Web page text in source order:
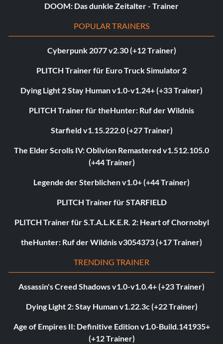
DOOM: Das dunkle Zeitalter - Trainer
POPULAR TRAINERS
Cyberpunk 2077 v2.30 (+12 Trainer)
PLITCH Trainer für Euro Truck Simulator 2
Dying Light 2 Stay Human v1.0-v1.24+ (+33 Trainer)
PLITCH Trainer für theHunter: Ruf der Wildnis
Starfield v1.15.222.0 (+27 Trainer)
The Elder Scrolls IV: Oblivion Remastered v1.512.105.0
(+44 Trainer)
Legende der Sterblichen v1.0+ (+44 Trainer)
PLITCH Trainer für STARFIELD
PLITCH Trainer für S.T.A.L.K.E.R. 2: Heart of Chornobyl
theHunter: Ruf der Wildnis v3054373 (+17 Trainer)
TRENDING TRAINER
Assassin's Creed Shadows v1.0-v1.0.4+ (+23 Trainer)
Dying Light 2: Stay Human v1.22.3c (+22 Trainer)
Age of Empires II: Definitive Edition v1.0-Build.141935+
(+12 Trainer)